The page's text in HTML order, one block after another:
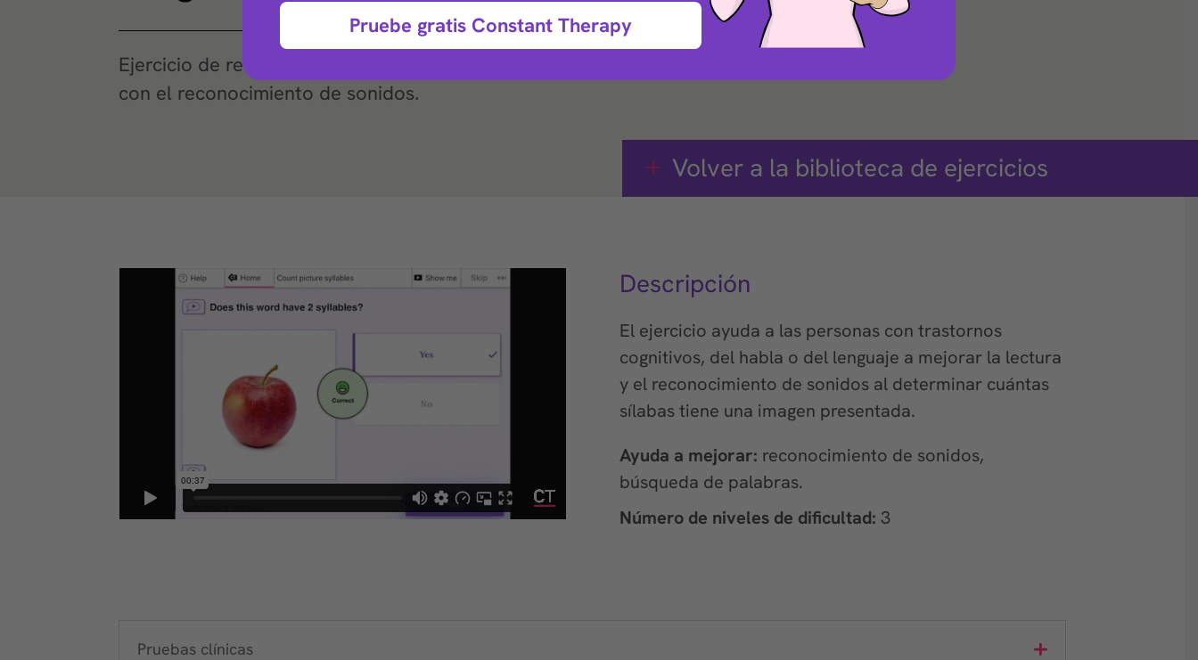
Ejercicio de recuperación de palabras que ayuda
con el reconocimiento de sonidos.
Volver a la biblioteca de ejercicios
Descripción
El ejercicio ayuda a las personas con trastornos
cognitivos, del habla o del lenguaje a mejorar la lectura
y el reconocimiento de sonidos al determinar cuántas
sílabas tiene una imagen presentada.
Ayuda a mejorar: reconocimiento de sonidos,
búsqueda de palabras.
Número de niveles de dificultad: 3
Pruebas clínicas
Pruebe gratis Constant Therapy